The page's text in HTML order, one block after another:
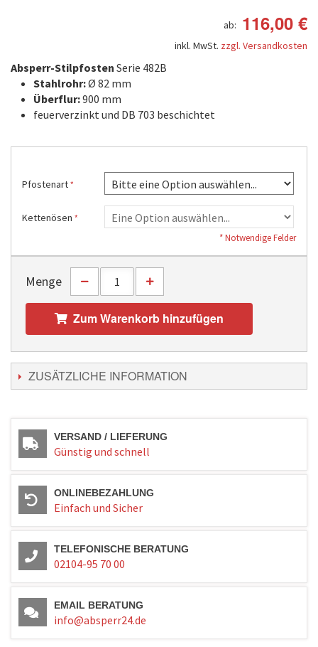
ab: 116,00 €
inkl. MwSt. zzgl. Versandkosten
Absperr-Stilpfosten Serie 482B
Stahlrohr:Ø 82 mm
Überflur:900 mm
feuerverzinkt und DB 703 beschichtet
Pfostenart
Kettenösen
* Notwendige Felder
Menge
Zum Warenkorb hinzufügen
ZUSÄTZLICHE INFORMATION
VERSAND / LIEFERUNG
Günstig und schnell
ONLINEBEZAHLUNG
Einfach und Sicher
TELEFONISCHE BERATUNG
02104-95 70 00
EMAIL BERATUNG
info@absperr24.de